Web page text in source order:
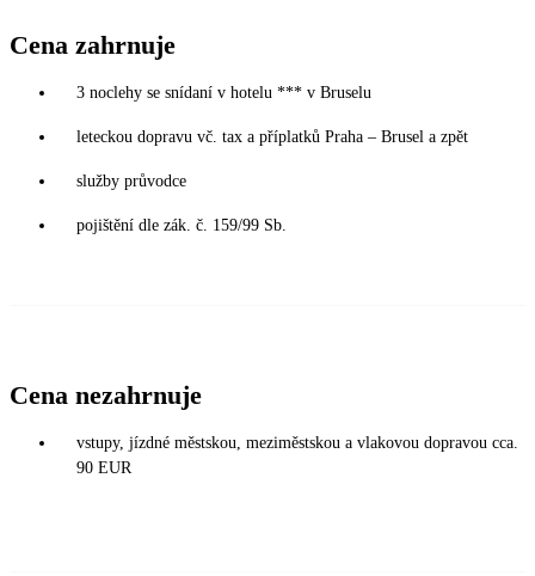
Cena zahrnuje
3 noclehy se snídaní v hotelu *** v Bruselu
leteckou dopravu vč. tax a příplatků Praha – Brusel a zpět
služby průvodce
pojištění dle zák. č. 159/99 Sb.
Cena nezahrnuje
vstupy, jízdné městskou, meziměstskou a vlakovou dopravou cca.
90 EUR